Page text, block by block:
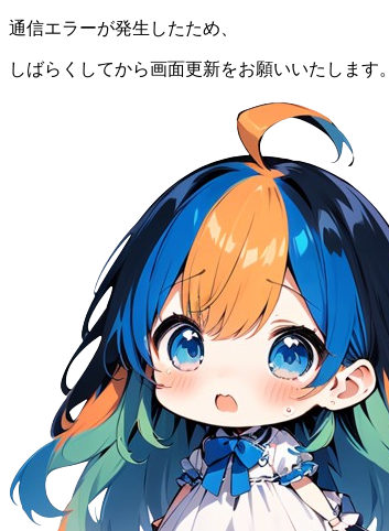
通信エラーが発生したため、
しばらくしてから画面更新をお願いいたします。